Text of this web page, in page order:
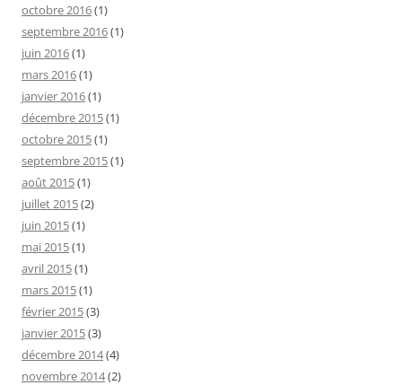
octobre 2016(1)
septembre 2016(1)
juin 2016(1)
mars 2016(1)
janvier 2016(1)
décembre 2015(1)
octobre 2015(1)
septembre 2015(1)
août 2015(1)
juillet 2015(2)
juin 2015(1)
mai 2015(1)
avril 2015(1)
mars 2015(1)
février 2015(3)
janvier 2015(3)
décembre 2014(4)
novembre 2014(2)